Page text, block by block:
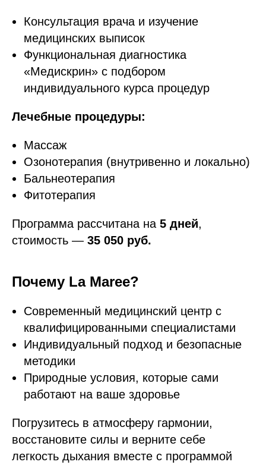
Консультация врача и изучение
медицинских выписок
Функциональная диагностика
«Медискрин» с подбором
индивидуального курса процедур
Лечебные процедуры:
Массаж
Озонотерапия (внутривенно и локально)
Бальнеотерапия
Фитотерапия
Программа рассчитана на 5 дней,
стоимость — 35 050 руб.
Почему La Maree?
Современный медицинский центр с
квалифицированными специалистами
Индивидуальный подход и безопасные
методики
Природные условия, которые сами
работают на ваше здоровье
Погрузитесь в атмосферу гармонии,
восстановите силы и верните себе
легкость дыхания вместе с программой